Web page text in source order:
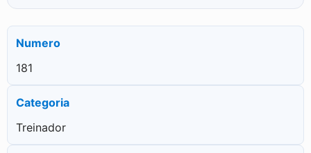
Numero
181
Categoria
Treinador